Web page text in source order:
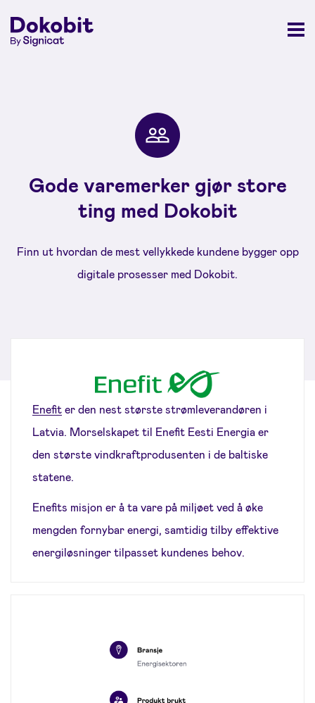
Gode varemerker gjør store
ting med Dokobit
Finn ut hvordan de mest vellykkede kundene bygger opp
digitale prosesser med Dokobit.
Enefit er den nest største strømleverandøren i
Latvia. Morselskapet til Enefit Eesti Energia er
den største vindkraftprodusenten i de baltiske
statene.
Enefits misjon er å ta vare på miljøet ved å øke
mengden fornybar energi, samtidig tilby effektive
energiløsninger tilpasset kundenes behov.